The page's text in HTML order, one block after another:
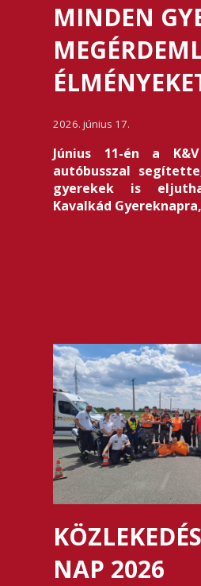
MINDEN
2026. június 17.
Június 11-én a
autóbusszal
gyerekek is
Kavalkád
NAP 2026